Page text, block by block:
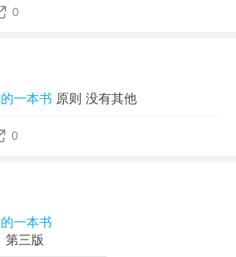
0
一本书 原则 没有其他
0
一本书
第三版